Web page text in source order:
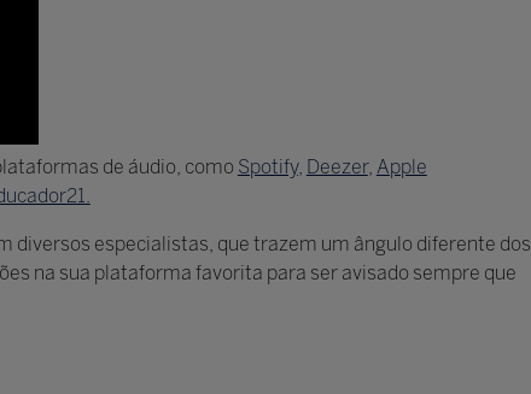
de áudio, como Spotify, Deezer, Apple
diversos especialistas, que trazem um ângulo diferente dos
na sua plataforma favorita para ser avisado sempre que